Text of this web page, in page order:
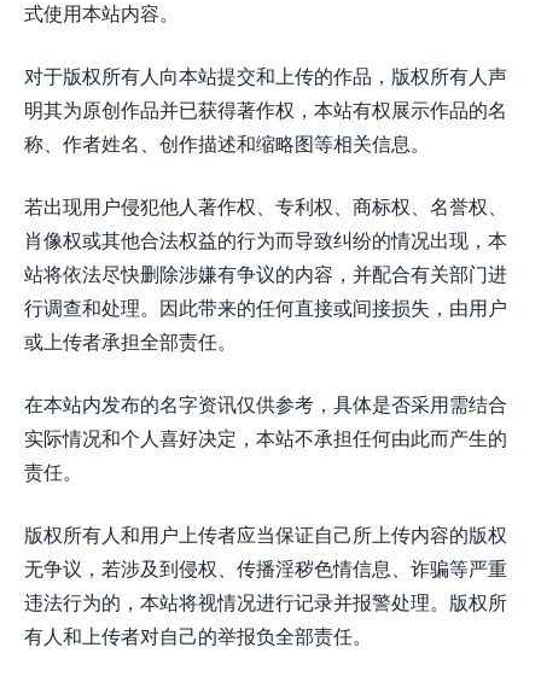
式使用本站内容。
对于版权所有人向本站提交和上传的作品，版权所有人声
明其为原创作品并已获得著作权，本站有权展示作品的名
称、作者姓名、创作描述和缩略图等相关信息。
若出现用户侵犯他人著作权、专利权、商标权、名誉权、
肖像权或其他合法权益的行为而导致纠纷的情况出现，本
站将依法尽快删除涉嫌有争议的内容，并配合有关部门进
行调查和处理。因此带来的任何直接或间接损失，由用户
或上传者承担全部责任。
在本站内发布的名字资讯仅供参考，具体是否采用需结合
实际情况和个人喜好决定，本站不承担任何由此而产生的
责任。
版权所有人和用户上传者应当保证自己所上传内容的版权
无争议，若涉及到侵权、传播淫秽色情信息、诈骗等严重
违法行为的，本站将视情况进行记录并报警处理。版权所
有人和上传者对自己的举报负全部责任。